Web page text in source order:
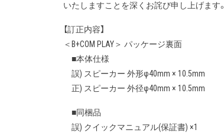
いたしますことを深くお詫び申し上げます。
【訂正内容】
＜B+COM PLAY＞ パッケージ裏面
■本体仕様
誤) スピーカー 外形φ40mm × 10.5mm
正) スピーカー 外径φ40mm × 10.5mm
■同梱品
誤) クイックマニュアル(保証書) ×1